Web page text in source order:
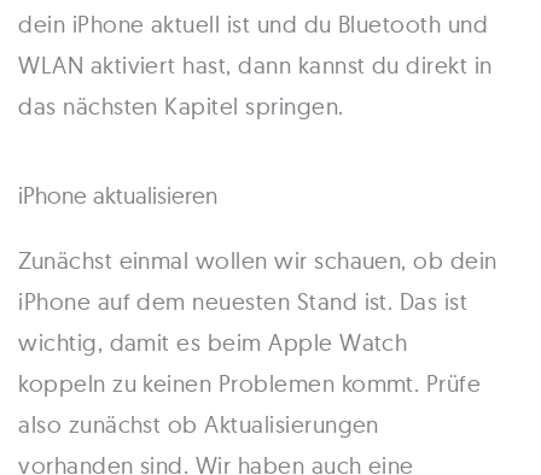
dein iPhone aktuell ist und du Bluetooth und
WLAN aktiviert hast, dann kannst du direkt in
das nächsten Kapitel springen.
iPhone aktualisieren
Zunächst einmal wollen wir schauen, ob dein
iPhone auf dem neuesten Stand ist. Das ist
wichtig, damit es beim Apple Watch
koppeln zu keinen Problemen kommt. Prüfe
also zunächst ob Aktualisierungen
vorhanden sind. Wir haben auch eine